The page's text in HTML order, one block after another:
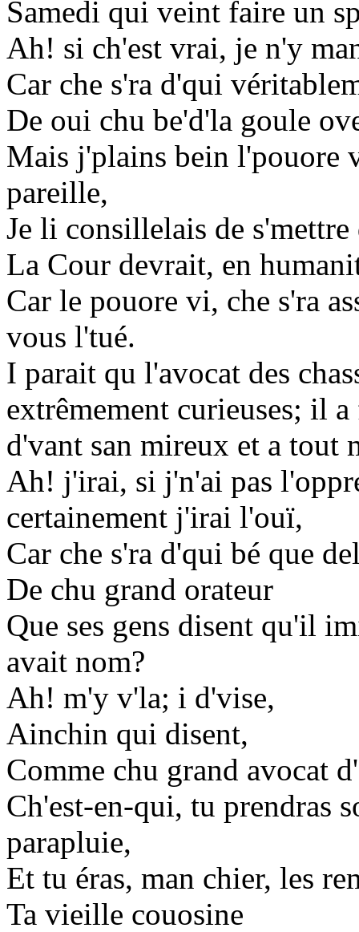
Samedi qui veint faire un
Ah! si ch'est vrai, je n'y
Car che s'ra d'qui
De oui chu be'd'la goule
Mais j'plains bein l'pouore
pareille,
Je li consillelais de
La Cour devrait, en
Car le pouore vi, che s'ra
vous l'tué.
I parait qu l'avocat des
extrêmement curieuses; il
d'vant san mireux et a tout
Ah! j'irai, si j'n'ai pas
certainement j'irai l'ouï,
Car che s'ra d'qui bé que
De chu grand orateur
Que ses gens disent qu'il
avait nom?
Ah! m'y v'la; i d'vise,
Ainchin qui disent,
Comme chu grand avocat
Ch'est-en-qui, tu prendras
parapluie,
Et tu éras, man chier, les
Ta vieille couosine